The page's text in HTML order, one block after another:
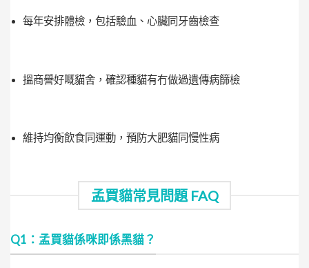
每年安排體檢，包括驗血、心臟同牙齒檢查
搵商譽好嘅貓舍，確認種貓有冇做過遺傳病篩檢
維持均衡飲食同運動，預防大肥貓同慢性病
孟買貓常見問題 FAQ
Q1：孟買貓係咪即係黑貓？